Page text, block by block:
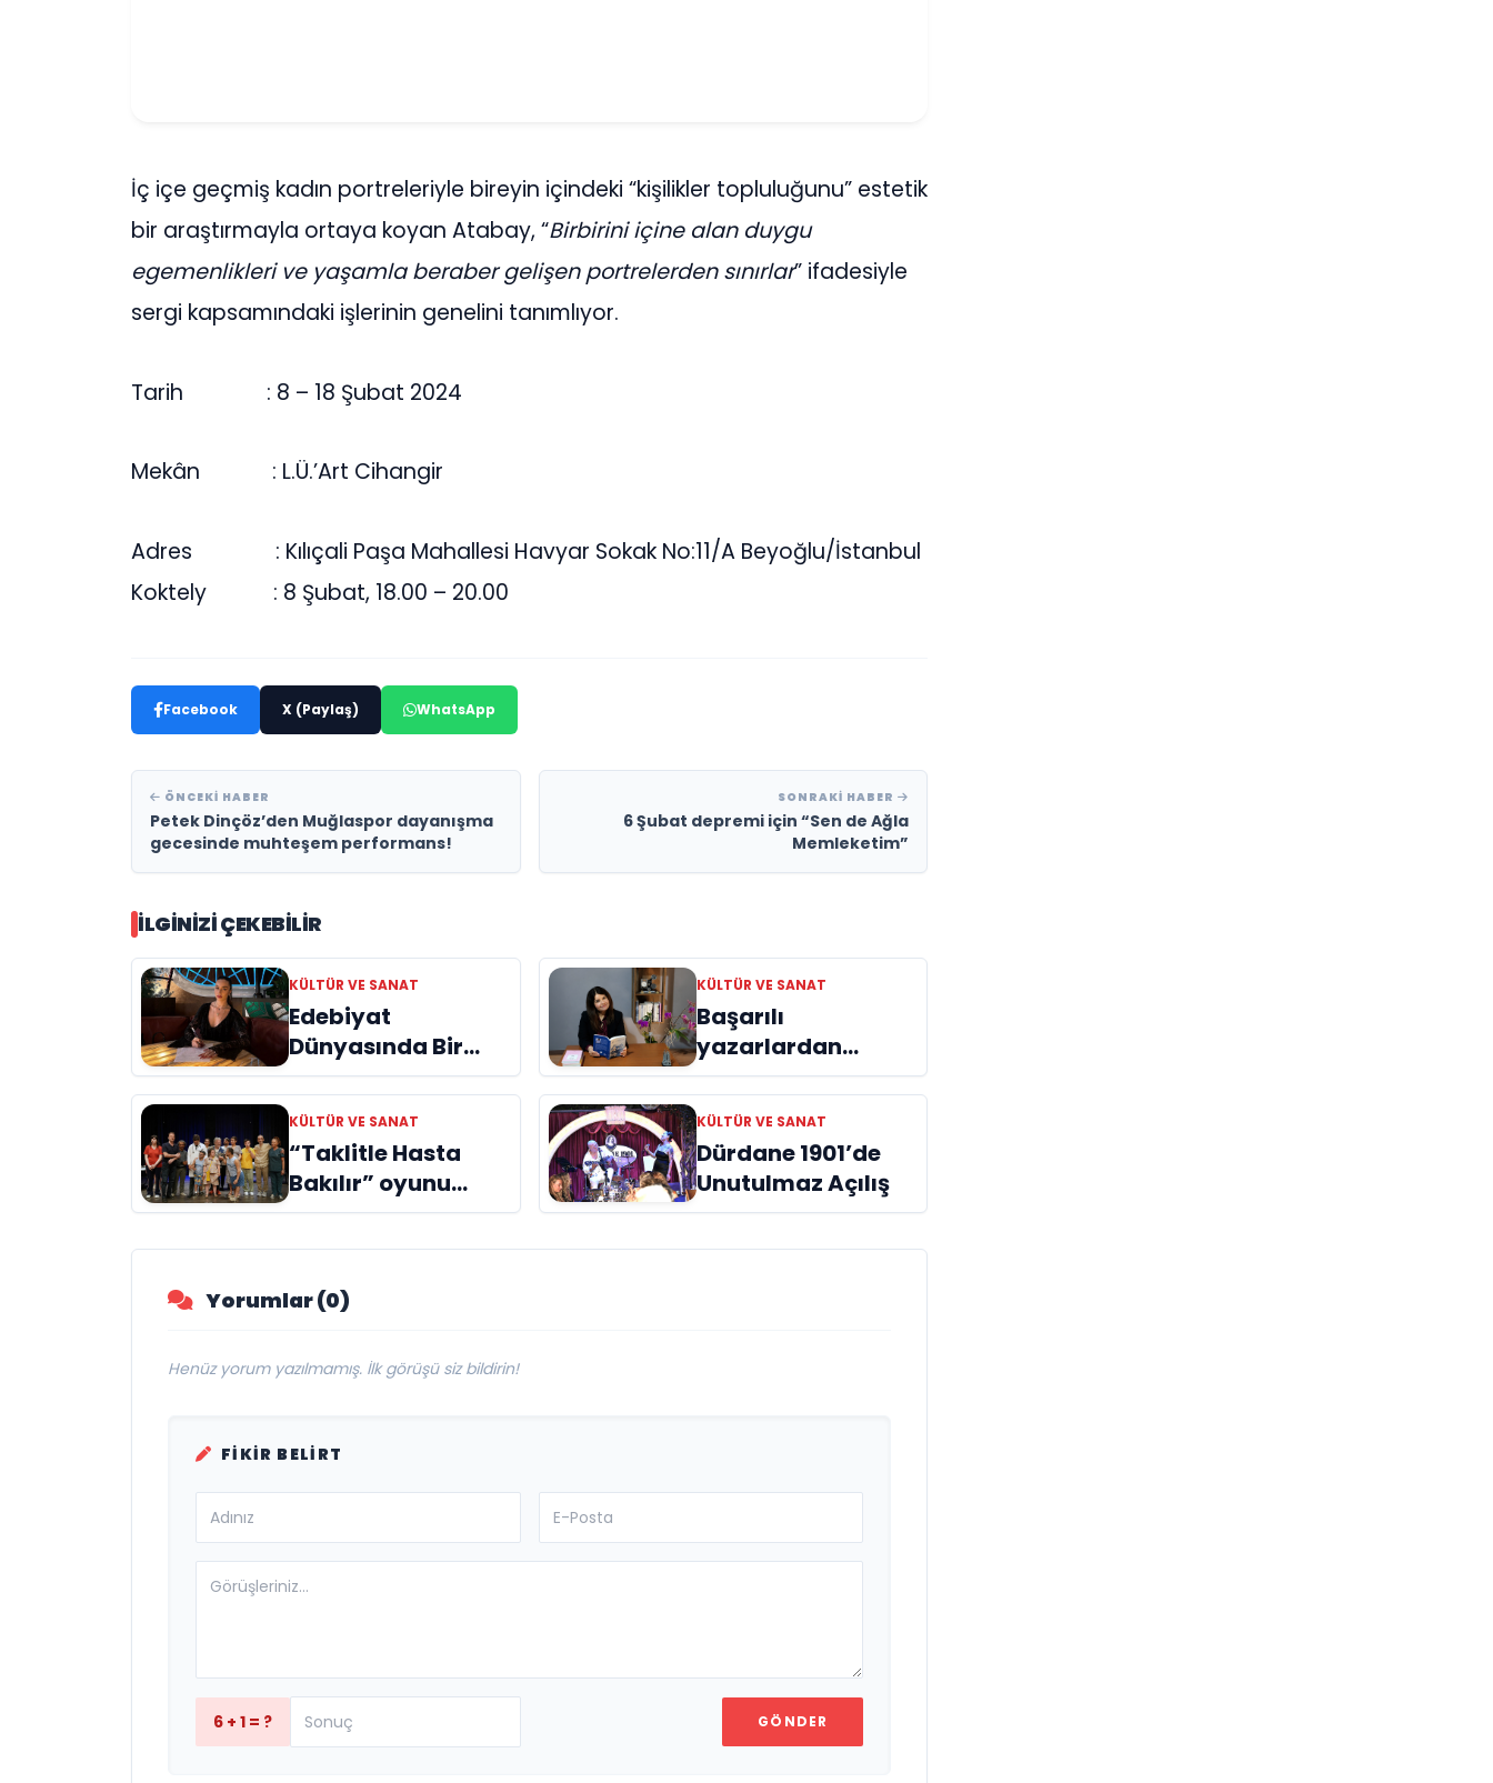
İç içe geçmiş kadın portreleriyle bireyin içindeki “kişilikler topluluğunu” estetik
bir araştırmayla ortaya koyan Atabay, “Birbirini içine alan duygu
egemenlikleri ve yaşamla beraber gelişen portrelerden sınırlar” ifadesiyle
sergi kapsamındaki işlerinin genelini tanımlıyor.
Tarih : 8 – 18 Şubat 2024
Mekân : L.Ü.’Art Cihangir
Adres : Kılıçali Paşa Mahallesi Havyar Sokak No:11/A Beyoğlu/İstanbul
Koktely : 8 Şubat, 18.00 – 20.00
Facebook X (Paylaş) WhatsApp
ÖNCEKI HABER
Petek Dinçöz’den Muğlaspor dayanışma
gecesinde muhteşem performans!
SONRAKI HABER
6 Şubat depremi için “Sen de Ağla
Memleketim”
İLGINIZI ÇEKEBILIR
KÜLTÜR VE SANAT
Edebiyat
Dünyasında Bir
Genç Deha
Doğuyor: Dilruba
Engin ve Zift Karası
Evreni ‘AVENOİR’
KÜLTÜR VE SANAT
Başarılı
yazarlardan
Azime Savaş’tan
başucu kitabı
“Emanet”
raflardaki yerini
aldı
KÜLTÜR VE SANAT
“Taklitle Hasta
Bakılır” oyunu
engelleri sanatla
aştı
KÜLTÜR VE SANAT
Dürdane 1901’de
Unutulmaz Açılış
Yorumlar (0)
Henüz yorum yazılmamış. İlk görüşü siz bildirin!
FIKIR BELIRT
6 + 1 = ? GÖNDER